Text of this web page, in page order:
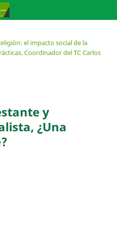
el impacto social de la
Coordinador del TC Carlos
y
¿Una